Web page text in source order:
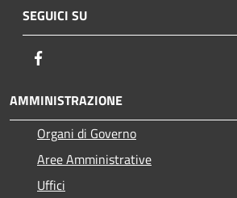
SEGUICI SU
AMMINISTRAZIONE
Organi di Governo
Aree Amministrative
Uffici